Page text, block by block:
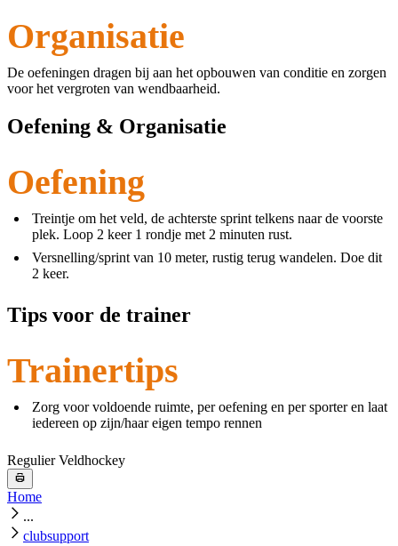
Organisatie
De oefeningen dragen bij aan het opbouwen van conditie en zorgen
voor het vergroten van wendbaarheid.
Oefening & Organisatie
Oefening
Treintje om het veld, de achterste sprint telkens naar de voorste
plek. Loop 2 keer 1 rondje met 2 minuten rust.
Versnelling/sprint van 10 meter, rustig terug wandelen. Doe dit
2 keer.
Tips voor de trainer
Trainertips
Zorg voor voldoende ruimte, per oefening en per sporter en laat
iedereen op zijn/haar eigen tempo rennen
Regulier Veldhockey
Home
...
clubsupport